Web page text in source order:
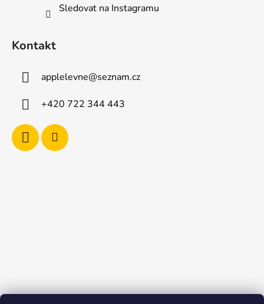
Sledovat na Instagramu
Kontakt
applelevne@seznam.cz
+420 722 344 443